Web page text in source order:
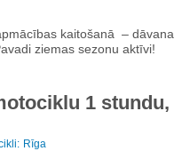
kaitošanā – dāvana
ziemas sezonu aktīvi!
1 stundu,
Rīga